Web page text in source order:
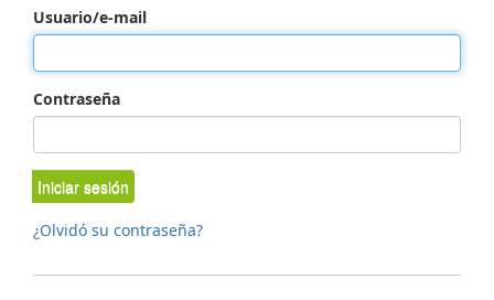
Usuario/e-mail
Contraseña
Iniciar sesión
¿Olvidó su contraseña?